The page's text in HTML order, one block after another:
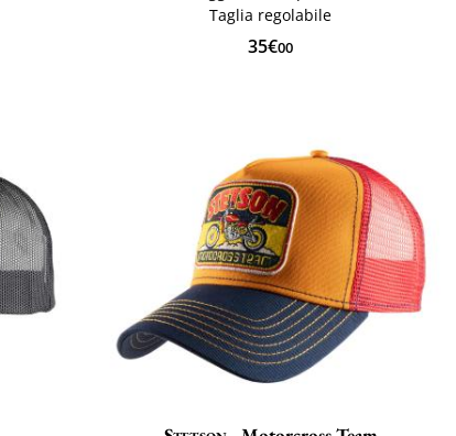
Taglia regolabile
35€00